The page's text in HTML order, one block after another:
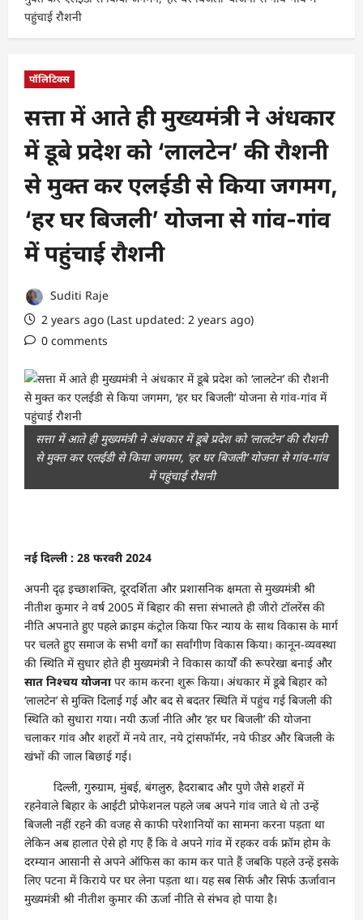
पहुंचाई रौशनी
पॉलिटिक्स
सत्ता में आते ही मुख्यमंत्री ने अंधकार
में डूबे प्रदेश को ‘लालटेन’ की रौशनी
से मुक्त कर एलईडी से किया जगमग,
‘हर घर बिजली’ योजना से गांव-गांव
में पहुंचाई रौशनी
Suditi Raje
2 years ago (Last updated: 2 years ago)
0 comments
सत्ता में आते ही मुख्यमंत्री ने अंधकार में डूबे प्रदेश को ‘लालटेन’ की रौशनी
से मुक्त कर एलईडी से किया जगमग, ‘हर घर बिजली’ योजना से गांव-गांव
में पहुंचाई रौशनी
नई दिल्ली : 28 फरवरी 2024
अपनी दृढ़ इच्छाशक्ति, दूरदर्शिता और प्रशासनिक क्षमता से मुख्यमंत्री श्री
नीतीश कुमार ने वर्ष 2005 में बिहार की सत्ता संभालते ही जीरो टॉलरेंस की
नीति अपनाते हुए पहले क्राइम कंट्रोल किया फिर न्याय के साथ विकास के मार्ग
पर चलते हुए समाज के सभी वर्गों का सर्वांगीण विकास किया। कानून-व्यवस्था
की स्थिति में सुधार होते ही मुख्यमंत्री ने विकास कार्यों की रूपरेखा बनाई और
सात निश्चय योजनापर काम करना शुरू किया। अंधकार में डूबे बिहार को
‘लालटेन’ से मुक्ति दिलाई गई और बद से बदतर स्थिति में पहुंच गई बिजली की
स्थिति को सुधारा गया। नयी ऊर्जा नीति और ‘हर घर बिजली’ की योजना
चलाकर गांव और शहरों में नये तार, नये ट्रांसफॉर्मर, नये फीडर और बिजली के
खंभों की जाल बिछाई गई।
दिल्ली, गुरुग्राम, मुंबई, बंगलुरु, हैदराबाद और पुणे जैसे शहरों में
रहनेवाले बिहार के आईटी प्रोफेशनल पहले जब अपने गांव जाते थे तो उन्हें
बिजली नहीं रहने की वजह से काफी परेशानियों का सामना करना पड़ता था
लेकिन अब हालात ऐसे हो गए हैं कि वे अपने गांव में रहकर वर्क फ्रॉम होम के
दरम्यान आसानी से अपने ऑफिस का काम कर पाते हैं जबकि पहले उन्हें इसके
लिए पटना में किराये पर घर लेना पड़ता था। यह सब सिर्फ और सिर्फ ऊर्जावान
मुख्यमंत्री श्री नीतीश कुमार की ऊर्जा नीति से संभव हो पाया है।